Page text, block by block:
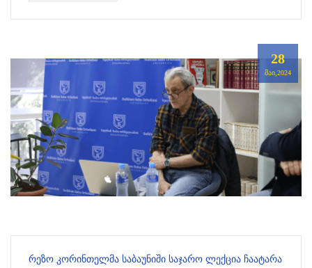
28
ᲛᲐᲘ,2024
ᲠᲔᲖᲝ ᲙᲝᲠᲘᲜᲗᲔᲚᲛᲐ ᲡᲐᲑᲐᲣᲜᲘᲨᲘ ᲡᲐᲯᲐᲠᲝ ᲚᲔᲥᲪᲘᲐ ᲩᲐᲐᲢᲐᲠᲐ